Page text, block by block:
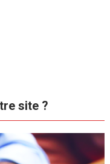
site ?